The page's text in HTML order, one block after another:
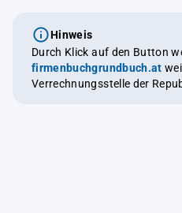
Hinweis
Durch Klick auf den Button
firmenbuchgrundbuch.at weitergeleitet, eine offizielle
Verrechnungsstelle der